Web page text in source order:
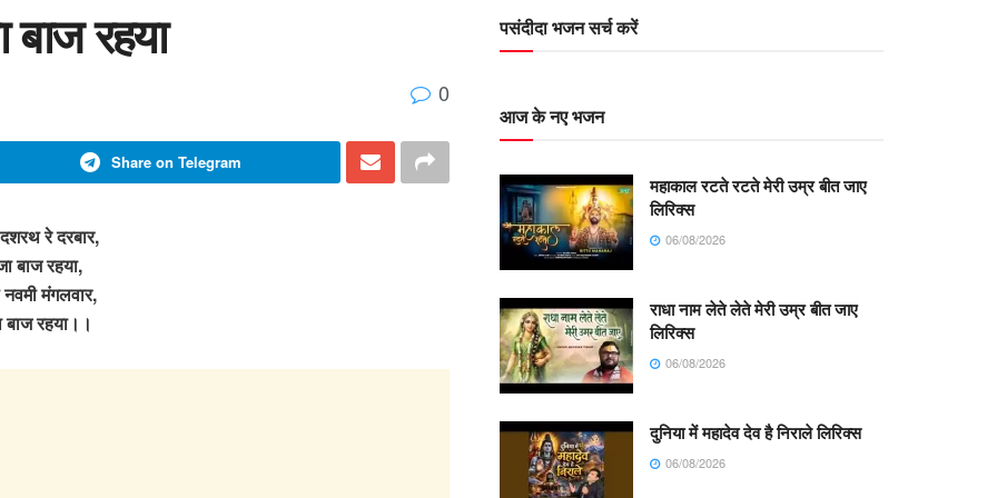
बाज रहया
0
Share on Telegram
रे दरबार,
बाज रहया,
नवमी मंगलवार,
बाज रहया।।
पसंदीदा भजन सर्च करें
आज के नए भजन
महाकाल रटते रटते मेरी उम्र बीत जाए
लिरिक्स
06/08/2026
राधा नाम लेते लेते मेरी उम्र बीत जाए
लिरिक्स
06/08/2026
दुनिया में महादेव देव है निराले लिरिक्स
06/08/2026